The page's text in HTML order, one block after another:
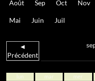
Août Sep Oct Nov
Mai Juin Juil
◄
Précédent
lun mar mer